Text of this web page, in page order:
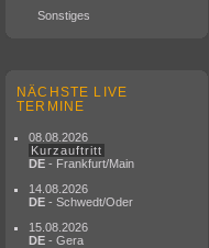
Sonstiges
NÄCHSTE LIVE
TERMINE
08.08.2026
Kurzauftritt
DE - Frankfurt/Main
14.08.2026
DE - Schwedt/Oder
15.08.2026
DE - Gera